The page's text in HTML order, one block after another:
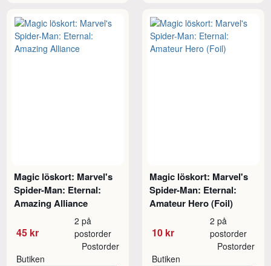
Magic löskort: Marvel's
Spider-Man: Eternal:
Amazing Alliance
45 kr
2 på
postorder
Butiken
Postorder
Magic löskort: Marvel's
Spider-Man: Eternal:
Amateur Hero (Foil)
10 kr
2 på
postorder
Butiken
Postorder